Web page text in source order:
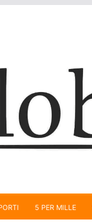
5 PER MILLE